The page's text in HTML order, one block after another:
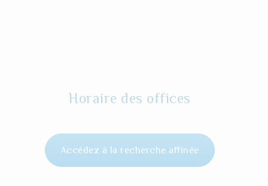
Horaire des offices
Accédez à la recherche affinée